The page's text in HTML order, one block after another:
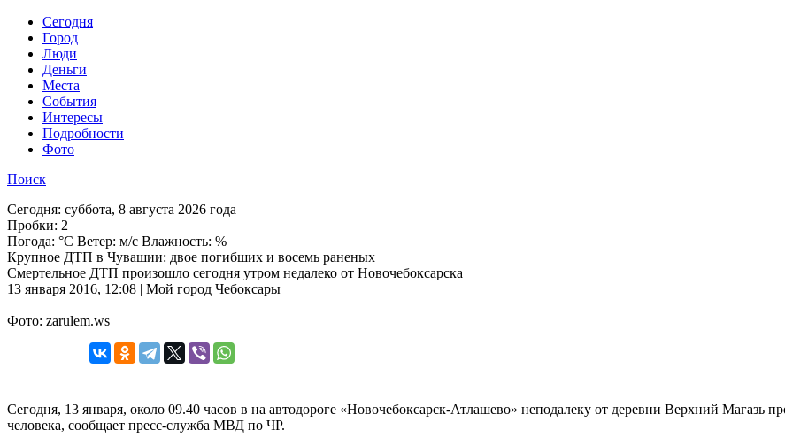
Cегодня
Город
Люди
Деньги
Места
События
Интересы
Подробности
Фото
Поиск
Сегодня: суббота, 8 августа 2026 года
Пробки: 2
Погода: °C Ветер: м/с Влажность: %
Крупное ДТП в Чувашии: двое погибших и восемь раненых
Смертельное ДТП произошло сегодня утром недалеко от Новочебоксарска
13 января 2016, 12:08 | Мой город Чебоксары
Фото: zarulem.ws
Сегодня, 13 января, около 09.40 часов в на автодороге «Новочебоксарск-Атлашево» неподалеку от деревни Верхний Магазь
человека, сообщает пресс-служба МВД по ЧР.